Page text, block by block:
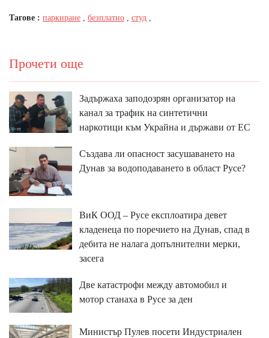
Тагове : паркиране безплатно студ
Прочети още
Задържаха заподозрян организатор на
канал за трафик на синтетични
наркотици към Украйна и държави от ЕС
Създава ли опасност засушаването на
Дунав за водоподаването в област Русе?
ВиК ООД – Русе експлоатира девет
кладенеца по поречието на Дунав, спад в
дебита не налага допълнителни мерки,
засега
Две катастрофи между автомобил и
мотор станаха в Русе за ден
Министър Пулев посети Индустриален